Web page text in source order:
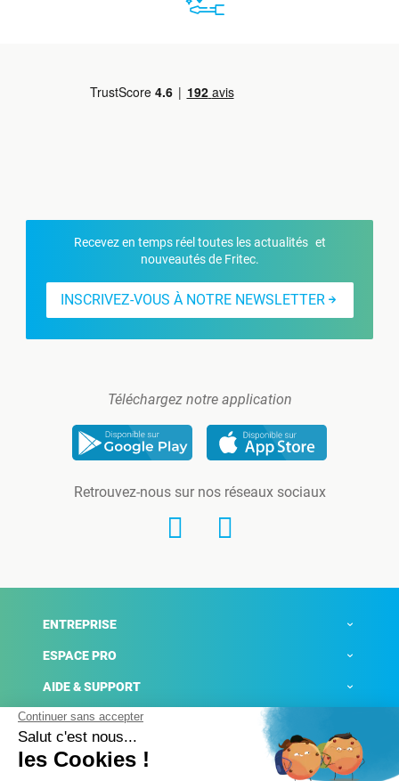
Recevez en temps réel toutes les actualités et
nouveautés de Fritec.
INSCRIVEZ-VOUS À NOTRE NEWSLETTER
Téléchargez notre application
Retrouvez-nous sur nos réseaux sociaux
ENTREPRISE
ESPACE PRO
AIDE & SUPPORT
ACTUALITÉS